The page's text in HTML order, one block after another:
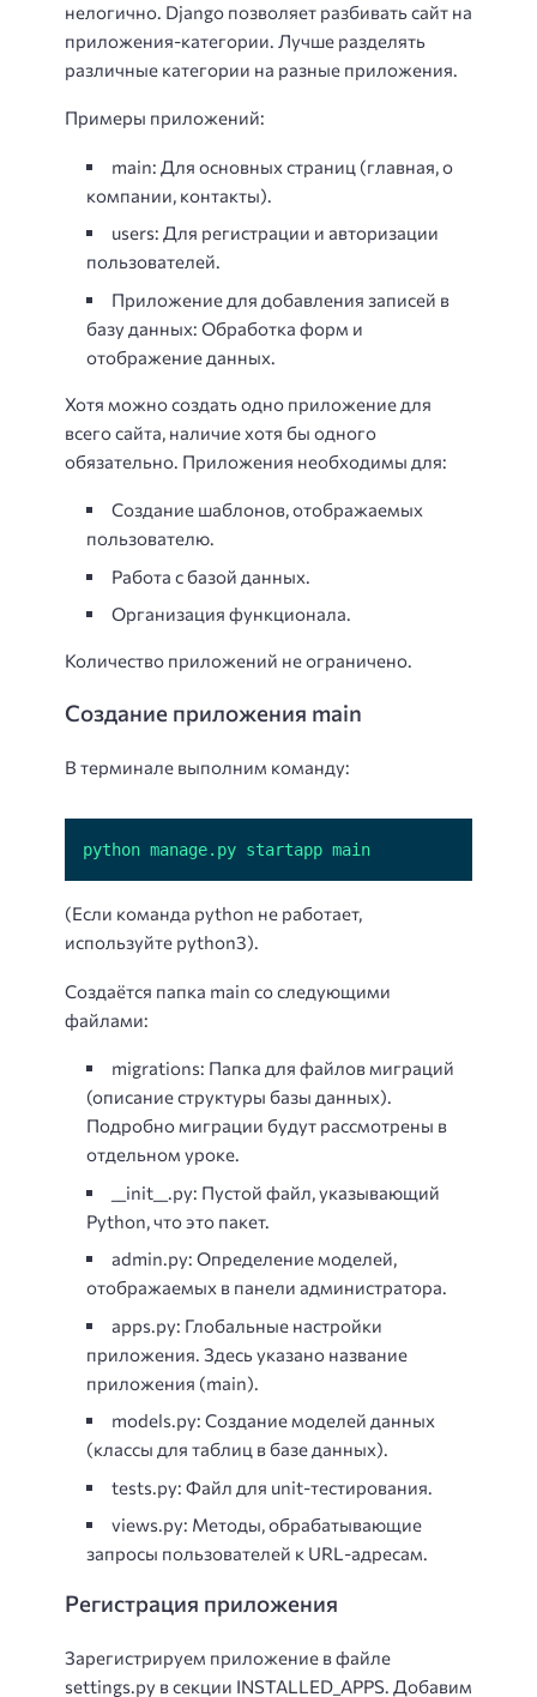
нелогично. Django позволяет разбивать сайт на
приложения-категории. Лучше разделять
различные категории на разные приложения.
Примеры приложений:
main: Для основных страниц (главная, о
компании, контакты).
users: Для регистрации и авторизации
пользователей.
Приложение для добавления записей в
базу данных: Обработка форм и
отображение данных.
Хотя можно создать одно приложение для
всего сайта, наличие хотя бы одного
обязательно. Приложения необходимы для:
Создание шаблонов, отображаемых
пользователю.
Работа с базой данных.
Организация функционала.
Количество приложений не ограничено.
Создание приложения main
В терминале выполним команду:
python manage.py startapp main
(Если команда python не работает,
используйте python3).
Создаётся папка main со следующими
файлами:
migrations: Папка для файлов миграций
(описание структуры базы данных).
Подробно миграции будут рассмотрены в
отдельном уроке.
__init__.py: Пустой файл, указывающий
Python, что это пакет.
admin.py: Определение моделей,
отображаемых в панели администратора.
apps.py: Глобальные настройки
приложения. Здесь указано название
приложения (main).
models.py: Создание моделей данных
(классы для таблиц в базе данных).
tests.py: Файл для unit-тестирования.
views.py: Методы, обрабатывающие
запросы пользователей к URL-адресам.
Регистрация приложения
Зарегистрируем приложение в файле
settings.py в секции INSTALLED_APPS. Добавим